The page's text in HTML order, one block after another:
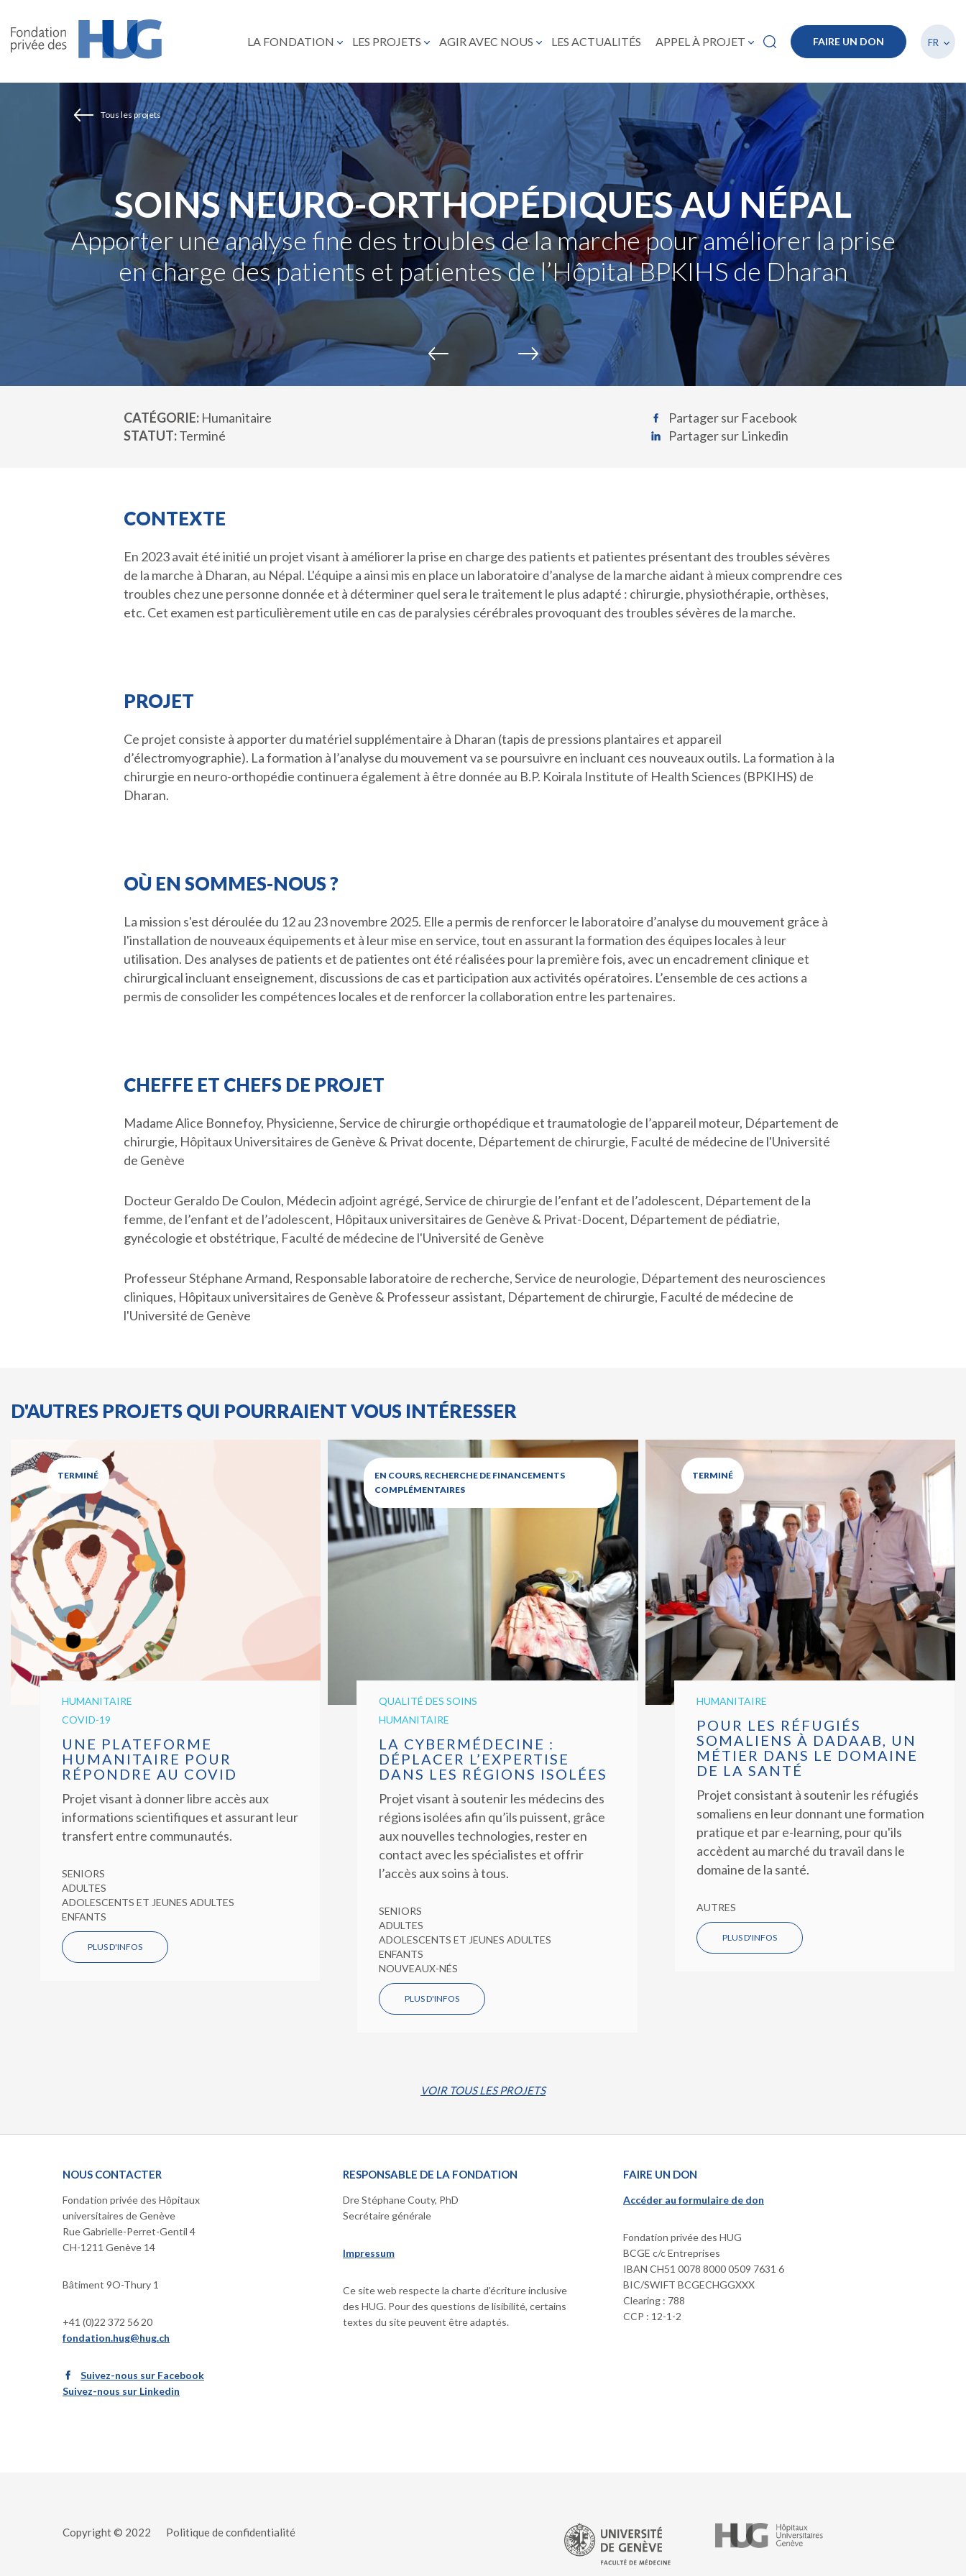
au
contenu
LA FONDATION LES PROJETS AGIR AVEC NOUS LES ACTUALITÉS APPEL À PROJET FAIRE UN DON FR
Lister
Tous les projets
SOINS NEURO-ORTHOPÉDIQUES AU NÉPAL
Apporter une analyse fine des troubles de la marche pour améliorer la prise
en charge des patients et patientes de l’Hôpital BPKIHS de Dharan
CATÉGORIE Humanitaire
STATUT Terminé
Partager sur Facebook
Partager sur Linkedin
CONTEXTE
En 2023 avait été initié un projet visant à améliorer la prise en charge des patients et patientes présentant des troubles sévères
de la marche à Dharan, au Népal. L'équipe a ainsi mis en place un laboratoire d’analyse de la marche aidant à mieux comprendre ces
troubles chez une personne donnée et à déterminer quel sera le traitement le plus adapté : chirurgie, physiothérapie, orthèses,
etc. Cet examen est particulièrement utile en cas de paralysies cérébrales provoquant des troubles sévères de la marche.
PROJET
Ce projet consiste à apporter du matériel supplémentaire à Dharan (tapis de pressions plantaires et appareil
d’électromyographie). La formation à l’analyse du mouvement va se poursuivre en incluant ces nouveaux outils. La formation à la
chirurgie en neuro-orthopédie continuera également à être donnée au B.P. Koirala Institute of Health Sciences (BPKIHS) de
Dharan.
OÙ EN SOMMES-NOUS ?
La mission s'est déroulée du 12 au 23 novembre 2025. Elle a permis de renforcer le laboratoire d’analyse du mouvement grâce à
l'installation de nouveaux équipements et à leur mise en service, tout en assurant la formation des équipes locales à leur
utilisation. Des analyses de patients et de patientes ont été réalisées pour la première fois, avec un encadrement clinique et
chirurgical incluant enseignement, discussions de cas et participation aux activités opératoires. L’ensemble de ces actions a
permis de consolider les compétences locales et de renforcer la collaboration entre les partenaires.
CHEFFE ET CHEFS DE PROJET
Madame Alice Bonnefoy, Physicienne, Service de chirurgie orthopédique et traumatologie de l’appareil moteur, Département de
chirurgie, Hôpitaux Universitaires de Genève & Privat docente, Département de chirurgie, Faculté de médecine de l'Université
de Genève
Docteur Geraldo De Coulon, Médecin adjoint agrégé, Service de chirurgie de l’enfant et de l’adolescent, Département de la
femme, de l’enfant et de l’adolescent, Hôpitaux universitaires de Genève & Privat-Docent, Département de pédiatrie,
gynécologie et obstétrique, Faculté de médecine de l'Université de Genève
Professeur Stéphane Armand, Responsable laboratoire de recherche, Service de neurologie, Département des neurosciences
cliniques, Hôpitaux universitaires de Genève & Professeur assistant, Département de chirurgie, Faculté de médecine de
l'Université de Genève
D'AUTRES PROJETS QUI POURRAIENT VOUS INTÉRESSER
TERMINÉ
HUMANITAIRE
COVID-19
UNE PLATEFORME
HUMANITAIRE POUR
RÉPONDRE AU COVID
Projet visant à donner libre accès aux
informations scientifiques et assurant leur
transfert entre communautés.
SENIORS
ADULTES
ADOLESCENTS ET JEUNES ADULTES
ENFANTS
PLUS D'INFOS
EN COURS, RECHERCHE DE FINANCEMENTS
COMPLÉMENTAIRES
QUALITÉ DES SOINS
HUMANITAIRE
LA CYBERMÉDECINE :
DÉPLACER L’EXPERTISE
DANS LES RÉGIONS ISOLÉES
Projet visant à soutenir les médecins des
régions isolées afin qu’ils puissent, grâce
aux nouvelles technologies, rester en
contact avec les spécialistes et offrir
l’accès aux soins à tous.
SENIORS
ADULTES
ADOLESCENTS ET JEUNES ADULTES
ENFANTS
NOUVEAUX-NÉS
PLUS D'INFOS
TERMINÉ
HUMANITAIRE
POUR LES RÉFUGIÉS
SOMALIENS À DADAAB, UN
MÉTIER DANS LE DOMAINE
DE LA SANTÉ
Projet consistant à soutenir les réfugiés
somaliens en leur donnant une formation
pratique et par e-learning, pour qu'ils
accèdent au marché du travail dans le
domaine de la santé.
AUTRES
PLUS D'INFOS
VOIR TOUS LES PROJETS
NOUS CONTACTER
Fondation privée des Hôpitaux
universitaires de Genève
Rue Gabrielle-Perret-Gentil 4
CH-1211 Genève 14
Bâtiment 9O-Thury 1
+41 (0)22 372 56 20
fondation.hug@hug.ch
Suivez-nous sur Facebook
Suivez-nous sur Linkedin
RESPONSABLE DE LA FONDATION
Dre Stéphane Couty, PhD
Secrétaire générale
Impressum
Ce site web respecte la charte d'écriture inclusive
des HUG. Pour des questions de lisibilité, certains
textes du site peuvent être adaptés.
FAIRE UN DON
Accéder au formulaire de don
Fondation privée des HUG
BCGE c/c Entreprises
IBAN CH51 0078 8000 0509 7631 6
BIC/SWIFT BCGECHGGXXX
Clearing : 788
CCP : 12-1-2
Copyright © 2022 Politique de confidentialité